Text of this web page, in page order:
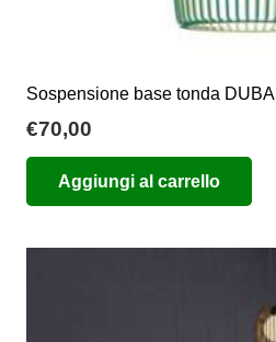
Sospensione base tonda DUBAI
€70,00
Aggiungi al carrello